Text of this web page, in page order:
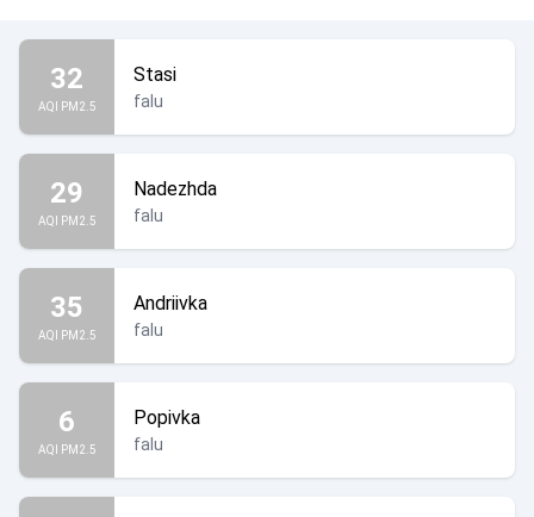
32
AQI PM2.5
Stasi
falu
29
AQI PM2.5
Nadezhda
falu
35
AQI PM2.5
Andriivka
falu
6
AQI PM2.5
Popivka
falu